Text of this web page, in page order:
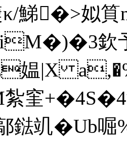
κ/鮷�>姒
媪|X
紮窐
竌�Ub啒